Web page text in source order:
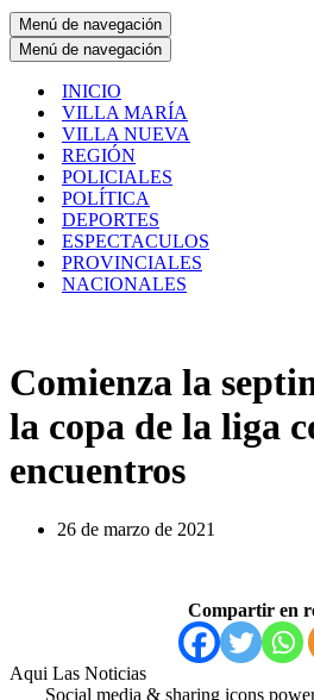
Menú de navegación
Menú de navegación
INICIO
VILLA MARÍA
VILLA NUEVA
REGIÓN
POLICIALES
POLÍTICA
DEPORTES
ESPECTACULOS
PROVINCIALES
NACIONALES
Comienza la
la copa de la liga
encuentros
26 de marzo de 2021
Compartir en
Aqui Las Noticias
Social media & sharing icons